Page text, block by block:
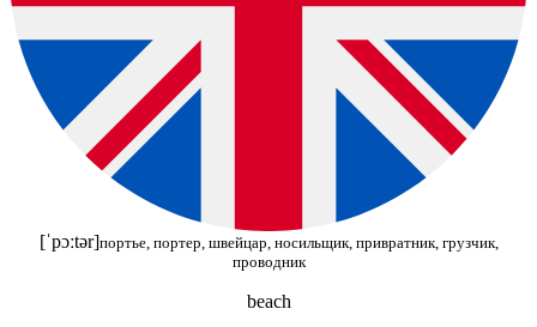
[ˈpɔːtər]портье, портер, швейцар, носильщик, привратник, грузчик,
проводник
beach